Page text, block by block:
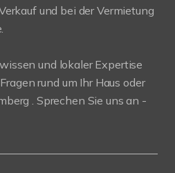
und bei der Vermietung
und lokaler Expertise
rund um Ihr Haus oder
. Sprechen Sie uns an -